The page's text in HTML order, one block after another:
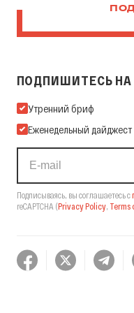
ПОДПИШИТЕСЬ НА
Подпишитесь на нашу
Утренний бриф
Еженедельный дайджест
Подписываясь, вы соглашаетесь с
reCAPTCHA (Privacy Policy, Terms